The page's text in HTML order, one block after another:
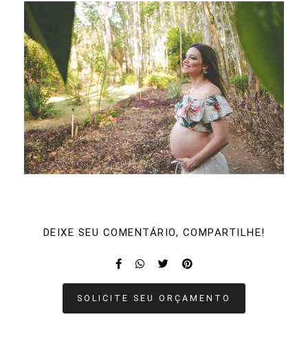
DEIXE SEU COMENTÁRIO, COMPARTILHE!
SOLICITE SEU ORÇAMENTO